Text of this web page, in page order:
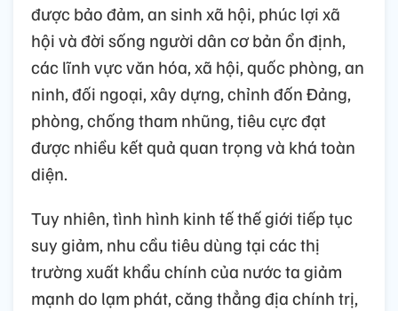
được bảo đảm, an sinh xã hội, phúc lợi xã
hội và đời sống người dân cơ bản ổn định,
các lĩnh vực văn hóa, xã hội, quốc phòng, an
ninh, đối ngoại, xây dựng, chỉnh đốn Đảng,
phòng, chống tham nhũng, tiêu cực đạt
được nhiều kết quả quan trọng và khá toàn
diện.
Tuy nhiên, tình hình kinh tế thế giới tiếp tục
suy giảm, nhu cầu tiêu dùng tại các thị
trường xuất khẩu chính của nước ta giảm
mạnh do lạm phát, căng thẳng địa chính trị,